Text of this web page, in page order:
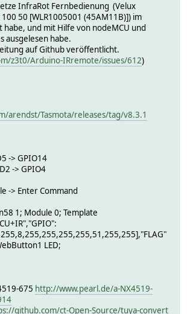
InfraRot Fernbedienung (Velux
50 [WLR1005001 (45AM11B)]) im
habe, und mit Hilfe von nodeMCU und
ausgelesen habe.
auf Github veröffentlicht.
z3t0/Arduino-IRremote/issues/612)
arendst/Tasmota/releases/tag/v8.3.1
-> GPIO14
-> GPIO4
-> Enter Command
1; Module 0; Template
LED;
675 http://www.pearl.de/a-NX4519-
github.com/ct-Open-Source/tuya-convert